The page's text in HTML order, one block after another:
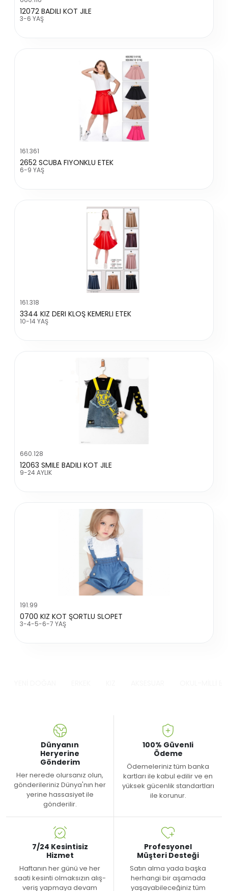
12072 BADILI KOT JILE
3-6 YAŞ
161.361
2652 SCUBA FIYONKLU ETEK
6-9 YAŞ
161.318
3344 KIZ DERI KLOŞ KEMERLI ETEK
10-14 YAŞ
660.128
12063 SMILE BADILI KOT JILE
9-24 AYLIK
191.99
0700 KIZ KOT ŞORTLU SLOPET
3-4-5-6-7 YAŞ
Dünyanın
Heryerine
Gönderim
Her nerede olursanız olun,
gönderileriniz Dünya'nın her
yerine hassasiyet ile
gönderilir.
100% Güvenli
Ödeme
Ödemeleriniz tüm banka
kartları ile kabul edilir ve en
yüksek gücenlik standartları
ile korunur.
7/24 Kesintisiz
Hizmet
Haftanın her günü ve her
saati kesinti olmaksızın alış-
veriş yapmaya devam
Profesyonel
Müşteri Desteği
Satın alma yada başka
herhangi bir aşamada
yaşayabileceğiniz tüm